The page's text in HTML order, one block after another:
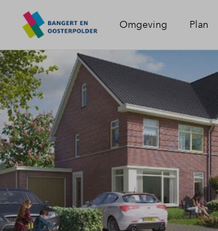
Omgeving
Ligging
Bereikbaarheid
Voorzieningen
Hoorn
Plan
Partners
Visie